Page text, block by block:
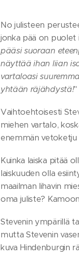
No julisteen
jonka pää on puolet
pääsi suoraan
näyttää ihan liian
vartaloasi
yhtään räjähdystä!"
Vaihtoehtoisesti
miehen vartalo,
enemmän vetoketju
Kuinka laiska pitää
laiskuuden olla
maailman lihavin
oma juliste?
Stevenin ympärillä
mutta Stevenin
kuva Hindenburgin